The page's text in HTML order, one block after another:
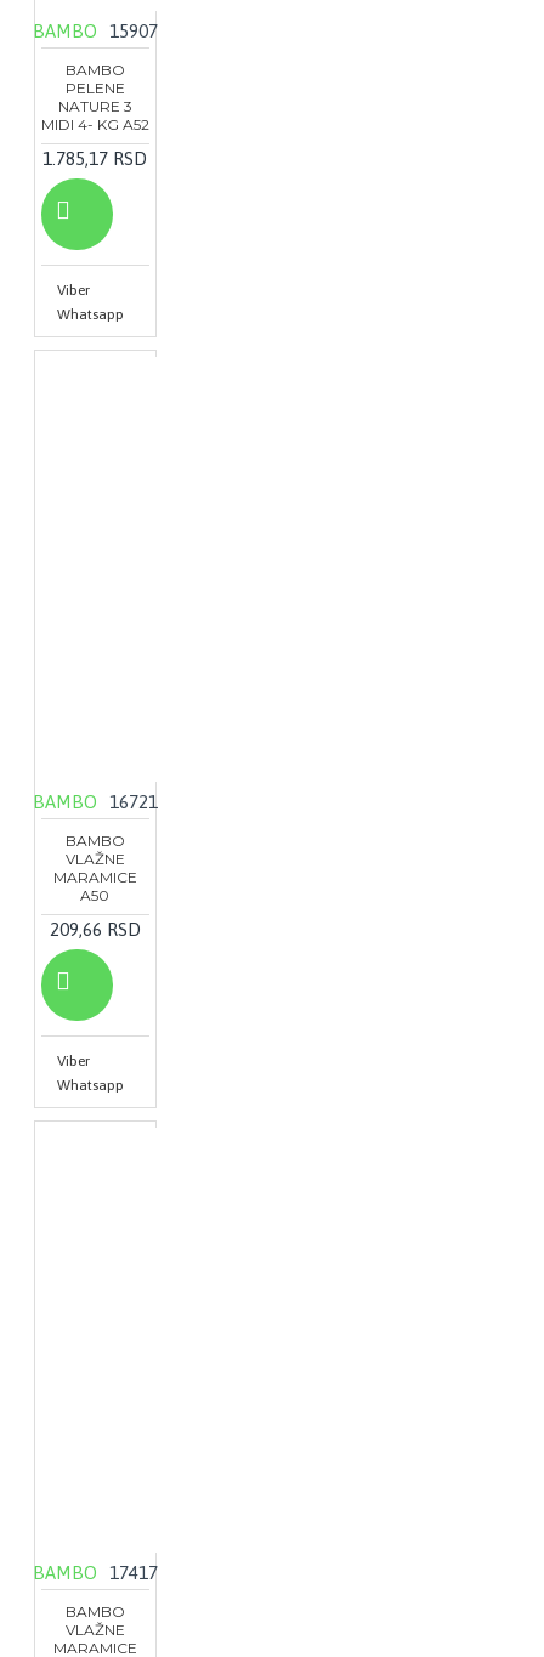
BAMBO 15907
BAMBO
PELENE
NATURE 3
MIDI 4- KG A52
1.785,17 RSD
Viber
Whatsapp
BAMBO 16721
BAMBO
VLAŽNE
MARAMICE
A50
209,66 RSD
Viber
Whatsapp
BAMBO 17417
BAMBO
VLAŽNE
MARAMICE